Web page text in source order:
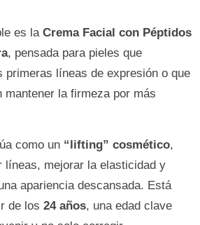
es la Crema Facial con Péptidos
, pensada para pieles que
primeras líneas de expresión o que
mantener la firmeza por más
como un “lifting” cosmético,
líneas, mejorar la elasticidad y
apariencia descansada. Está
de los 24 años, una edad clave